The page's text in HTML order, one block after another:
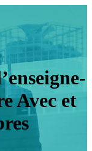
Avec et